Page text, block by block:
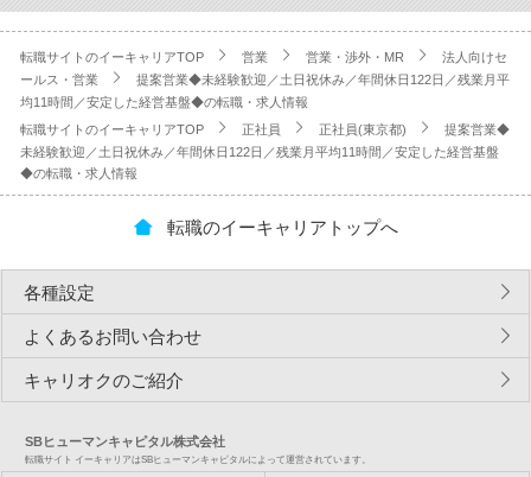
転職サイトのイーキャリアTOP 営業 営業・渉外・MR
法人向けセ
ールス・営業
提案営業◆未経験歓迎／土日祝休み／年間休日122日／残業月平
均11時間／安定した経営基盤◆の転職・求人情報
転職サイトのイーキャリアTOP
正社員 正社員(東京都)
提案営業◆
未経験歓迎／土日祝休み／年間休日122日／残業月平均11時間／安定した経営基盤
◆の転職・求人情報
転職のイーキャリアトップへ
各種設定
よくあるお問い合わせ
キャリオクのご紹介
SBヒューマンキャピタル株式会社
転職サイト イーキャリアはSBヒューマンキャピタルによって運営されています。